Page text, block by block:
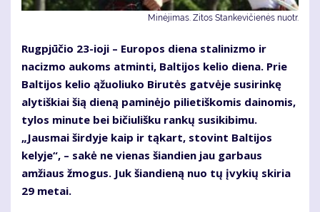
Minėjimas. Zitos Stankevičienės nuotr.
Rugpjūčio 23-ioji – Europos diena stalinizmo ir
nacizmo aukoms atminti, Baltijos kelio diena. Prie
Baltijos kelio ąžuoliuko Birutės gatvėje susirinkę
alytiškiai šią dieną paminėjo pilietiškomis dainomis,
tylos minute bei bičiulišku rankų susikibimu.
„Jausmai širdyje kaip ir tąkart, stovint Baltijos
kelyje“, – sakė ne vienas šiandien jau garbaus
amžiaus žmogus. Juk šiandieną nuo tų įvykių skiria
29 metai.